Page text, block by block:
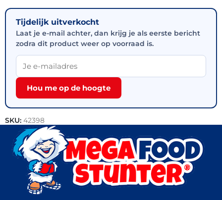
Tijdelijk uitverkocht
Laat je e-mail achter, dan krijg je als eerste bericht
zodra dit product weer op voorraad is.
Hou me op de hoogte
SKU: 42398
Categorieën:Aardappel producten